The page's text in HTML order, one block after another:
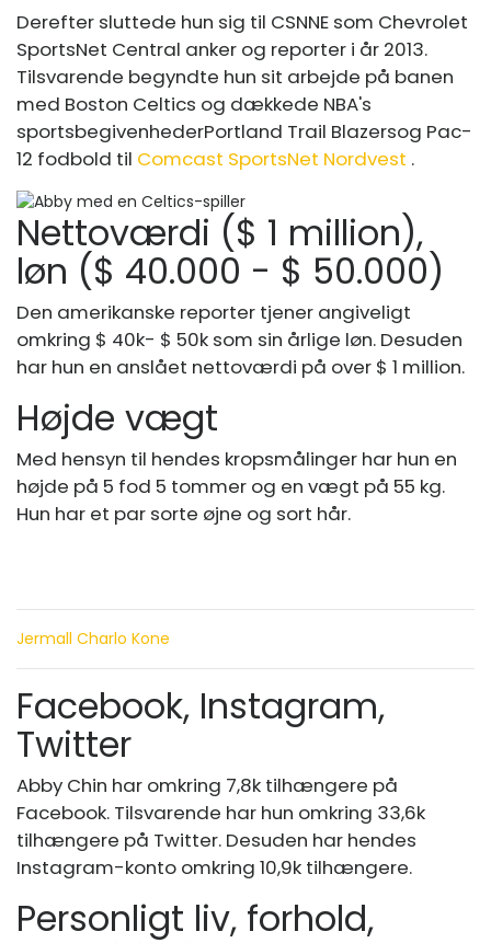
Derefter sluttede hun sig til CSNNE som Chevrolet
SportsNet Central anker og reporter i år 2013.
Tilsvarende begyndte hun sit arbejde på banen
med Boston Celtics og dækkede NBA's
sportsbegivenhederPortland Trail Blazersog Pac-
12 fodbold til Comcast SportsNet Nordvest .
Nettoværdi ($ 1 million),
løn ($ 40.000 - $ 50.000)
Den amerikanske reporter tjener angiveligt
omkring $ 40k- $ 50k som sin årlige løn. Desuden
har hun en anslået nettoværdi på over $ 1 million.
Højde vægt
Med hensyn til hendes kropsmålinger har hun en
højde på 5 fod 5 tommer og en vægt på 55 kg.
Hun har et par sorte øjne og sort hår.
Jermall Charlo Kone
Facebook, Instagram,
Twitter
Abby Chin har omkring 7,8k tilhængere på
Facebook. Tilsvarende har hun omkring 33,6k
tilhængere på Twitter. Desuden har hendes
Instagram-konto omkring 10,9k tilhængere.
Personligt liv, forhold,